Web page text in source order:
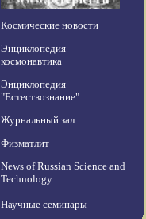
Космические новости
Энциклопедия
космонавтика
Энциклопедия
"Естествознание"
Журнальный зал
Физматлит
News of Russian Science and
Technology
Научные семинары